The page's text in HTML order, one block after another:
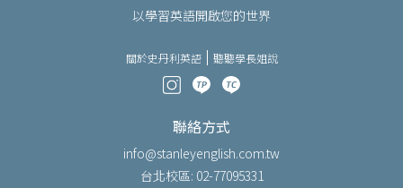
以學習英語開啟您的世界
關於史丹利英語 聽聽學長姐說
聯絡方式
info@stanleyenglish.com.tw
台北校區: 02-77095331